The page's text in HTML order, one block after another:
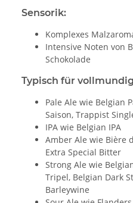
Sensorik:
Komplexes
Intensive Noten von
Schokolade
Typisch für
Pale Ale wie Belgian
Saison, Trappist
IPA wie Belgian IPA
Amber Ale wie Bière
Extra Special Bitter
Strong Ale wie
Tripel, Belgian Dark
Barleywine